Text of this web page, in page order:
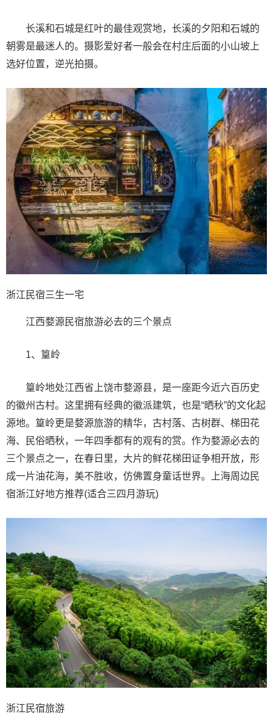
长溪和石城是红叶的最佳观赏地，长溪的夕阳和石城的
朝雾是最迷人的。摄影爱好者一般会在村庄后面的小山坡上
选好位置，逆光拍摄。
浙江民宿三生一宅
江西婺源民宿旅游必去的三个景点
1、篁岭
篁岭地处江西省上饶市婺源县，是一座距今近六百历史
的徽州古村。这里拥有经典的徽派建筑，也是“晒秋”的文化起
源地。篁岭更是婺源旅游的精华，古村落、古树群、梯田花
海、民俗晒秋，一年四季都有的观有的赏。作为婺源必去的
三个景点之一，在春日里，大片的鲜花梯田证争相开放，形
成一片油花海，美不胜收，仿佛置身童话世界。上海周边民
宿浙江好地方推荐(适合三四月游玩)
浙江民宿旅游